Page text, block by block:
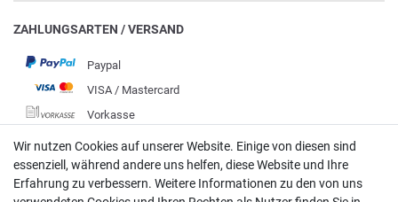
ZAHLUNGSARTEN / VERSAND
Paypal
VISA / Mastercard
Vorkasse
DHL
Deutsche Post
Wir nutzen Cookies auf unserer Website. Einige von diesen sind
essenziell, während andere uns helfen, diese Website und Ihre
Erfahrung zu verbessern. Weitere Informationen zu den von uns